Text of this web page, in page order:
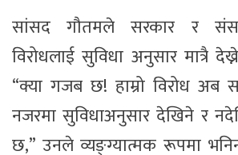
सांसद गौतमले सरकार र
विरोधलाई सुविधा अनुसार मात्रै
“क्या गजब छ! हाम्रो विरोध अब
नजरमा सुविधाअनुसार देखिने र
छ,” उनले व्यङ्ग्यात्मक रूपमा